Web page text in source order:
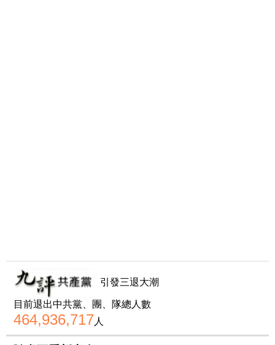
引發三退大潮
目前退出中共黨、團、隊總人數
464,936,717人